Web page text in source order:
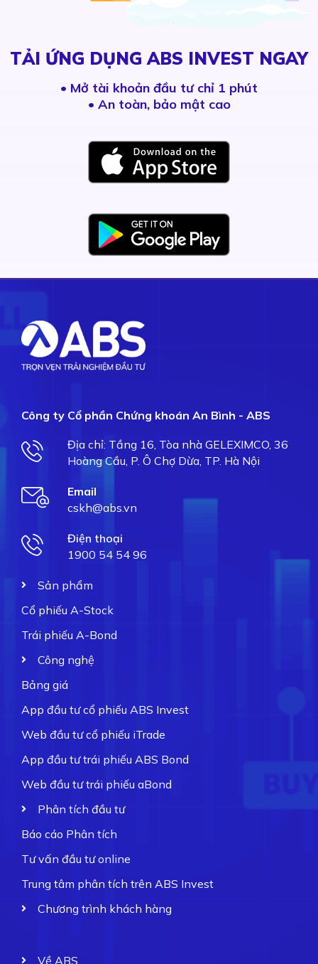
TẢI ỨNG DỤNG ABS INVEST NGAY
• Mở tài khoản đầu tư chỉ 1 phút
• An toàn, bảo mật cao
Công ty Cổ phần Chứng khoán An Bình - ABS
Địa chỉ: Tầng 16, Tòa nhà GELEXIMCO, 36
Hoàng Cầu, P. Ô Chợ Dừa, TP. Hà Nội
Email
cskh@abs.vn
Điện thoại
1900 54 54 96
Sản phẩm
Cổ phiếu A-Stock
Trái phiếu A-Bond
Công nghệ
Bảng giá
App đầu tư cổ phiếu ABS Invest
Web đầu tư cổ phiếu iTrade
App đầu tư trái phiếu ABS Bond
Web đầu tư trái phiếu aBond
Phân tích đầu tư
Báo cáo Phân tích
Tư vấn đầu tư online
Trung tâm phân tích trên ABS Invest
Chương trình khách hàng
Về ABS